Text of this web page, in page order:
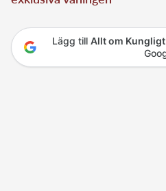
Lägg till Allt om Kungligt